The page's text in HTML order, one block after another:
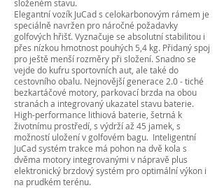
složeném stavu.
Elegantní vozík JuCad s celokarbonovým rámem je
speciálně navržen pro náročné požadavky
golfových hřišť. Vyznačuje se absolutní stabilitou i
přes nízkou hmotnost pouhých 5,4 kg. Přidaný spoj
pro ještě menší rozměry při složení. Snadno se
vejde do kufru sportovních aut, ale také do
cestovního obalu. Nejnovější generace 2.0 - tiché
bezkartáčové motory, parkovací brzda na obou
stranách a integrovaný ukazatel stavu baterie.
High-performance lithiová baterie, šetrná k
životnímu prostředí, s výdrží až 45 jamek, s
možností uložení v golfovém bagu. Inteligentní
JuCad systém trakce má pohon na dvě kola s
dvěma motory integrovanými v nápravě plus
elektronický brzdový systém pro optimální výkon i
na prudkém terénu.